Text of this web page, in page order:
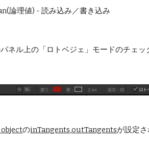
論理値) - 読み込み／書き込み
ネル上の「ロトベジェ」モードのチェッ
objectのinTangents,outTangentsが設定